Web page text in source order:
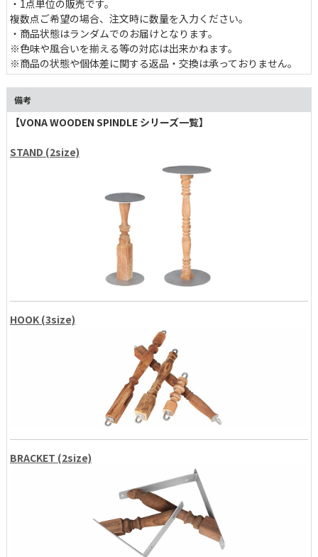
・1点単位の販売です。
複数点ご希望の場合、注文時に数量を入力ください。
・商品状態はランダムでのお届けとなります。
※色味や風合いを揃える等の対応は出来かねます。
※商品の状態や個体差に関する返品・交換は承っておりません。
備考
【VONA WOODEN SPINDLE シリーズ一覧】
STAND (2size)
HOOK (3size)
BRACKET (2size)